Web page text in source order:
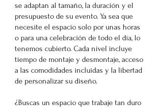
se adaptan al tamaño, la duración y el
presupuesto de su evento. Ya sea que
necesite el espacio solo por unas horas
o para una celebración de todo el día, lo
tenemos cubierto. Cada nivel incluye
tiempo de montaje y desmontaje, acceso
a las comodidades incluidas y la libertad
de personalizar su diseño.
¿Buscas un espacio que trabaje tan duro